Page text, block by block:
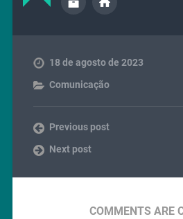
18 de agosto de 2023
Comunicação
Previous post
Next post
COMMENTS ARE